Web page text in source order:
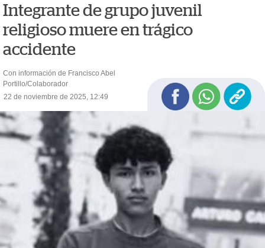
Integrante de grupo juvenil
religioso muere en trágico
accidente
Con información de Francisco Abel
Portillo/Colaborador
22 de noviembre de 2025, 12:49